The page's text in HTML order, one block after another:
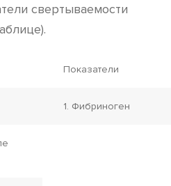
свертываемости
Показатели
1. Фибриноген